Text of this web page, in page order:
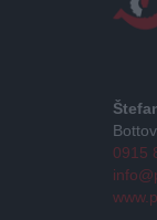
0915